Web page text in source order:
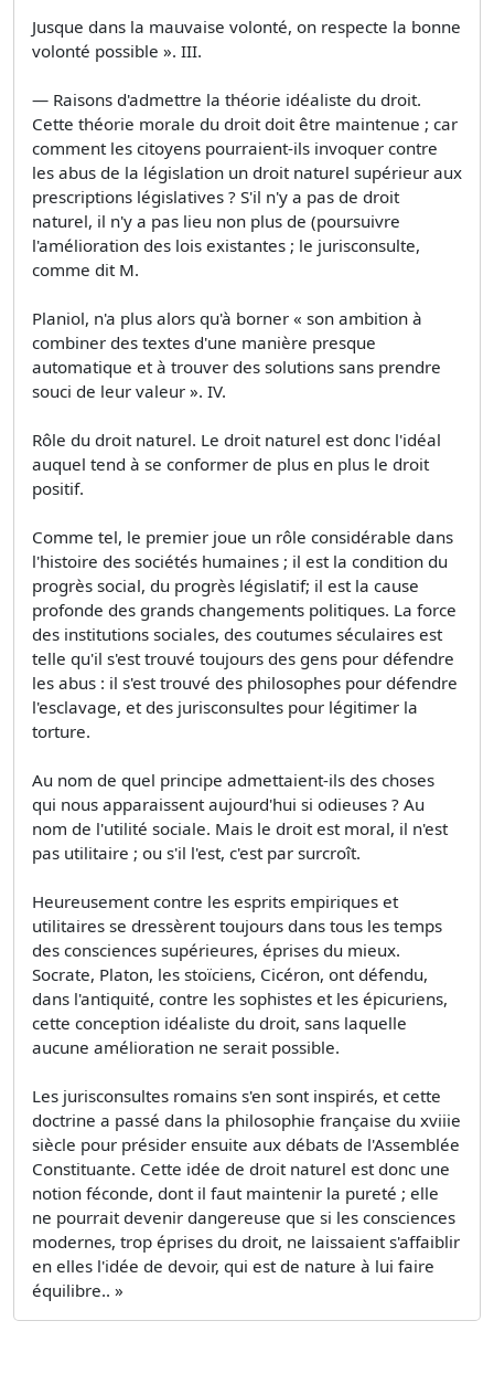
Jusque dans la mauvaise volonté, on respecte la bonne
volonté possible ». III.
— Raisons d'admettre la théorie idéaliste du droit.
Cette théorie morale du droit doit être maintenue ; car
comment les citoyens pourraient-ils invoquer contre
les abus de la législation un droit naturel supérieur aux
prescriptions législatives ? S'il n'y a pas de droit
naturel, il n'y a pas lieu non plus de (poursuivre
l'amélioration des lois existantes ; le jurisconsulte,
comme dit M.
Planiol, n'a plus alors qu'à borner « son ambition à
combiner des textes d'une manière presque
automatique et à trouver des solutions sans prendre
souci de leur valeur ». IV.
Rôle du droit naturel. Le droit naturel est donc l'idéal
auquel tend à se conformer de plus en plus le droit
positif.
Comme tel, le premier joue un rôle considérable dans
l'histoire des sociétés humaines ; il est la condition du
progrès social, du progrès législatif; il est la cause
profonde des grands changements politiques. La force
des institutions sociales, des coutumes séculaires est
telle qu'il s'est trouvé toujours des gens pour défendre
les abus : il s'est trouvé des philosophes pour défendre
l'esclavage, et des jurisconsultes pour légitimer la
torture.
Au nom de quel principe admettaient-ils des choses
qui nous apparaissent aujourd'hui si odieuses ? Au
nom de l'utilité sociale. Mais le droit est moral, il n'est
pas utilitaire ; ou s'il l'est, c'est par surcroît.
Heureusement contre les esprits empiriques et
utilitaires se dressèrent toujours dans tous les temps
des consciences supérieures, éprises du mieux.
Socrate, Platon, les stoïciens, Cicéron, ont défendu,
dans l'antiquité, contre les sophistes et les épicuriens,
cette conception idéaliste du droit, sans laquelle
aucune amélioration ne serait possible.
Les jurisconsultes romains s'en sont inspirés, et cette
doctrine a passé dans la philosophie française du xviiie
siècle pour présider ensuite aux débats de l'Assemblée
Constituante. Cette idée de droit naturel est donc une
notion féconde, dont il faut maintenir la pureté ; elle
ne pourrait devenir dangereuse que si les consciences
modernes, trop éprises du droit, ne laissaient s'affaiblir
en elles l'idée de devoir, qui est de nature à lui faire
équilibre.. »